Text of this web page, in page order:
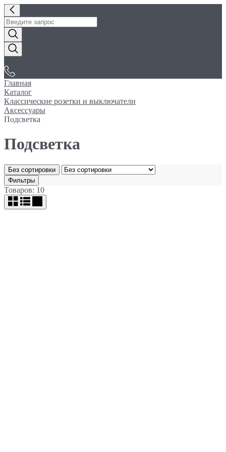
Главная
Каталог
Классические розетки и выключатели
Аксессуары
Подсветка
Подсветка
Без сортировки
Фильтры
Товаров: 10